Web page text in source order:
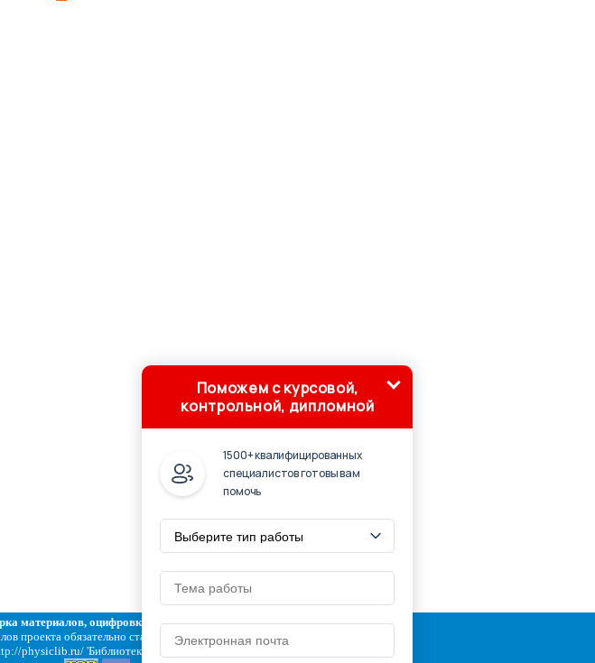
материалов, оцифровка, статьи, оформление, разработка ПО 2001-2019
проекта обязательно ставить ссылку на страницу источник:
physiclib.ru/ 'Библиотека по физике'
Поможем с курсовой,
контрольной, дипломной
1500+ квалифицированных
специалистов готовы вам
помочь